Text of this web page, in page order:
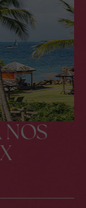
NOS